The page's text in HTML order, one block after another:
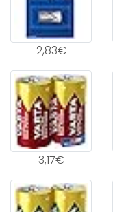
2,83€
3,17€